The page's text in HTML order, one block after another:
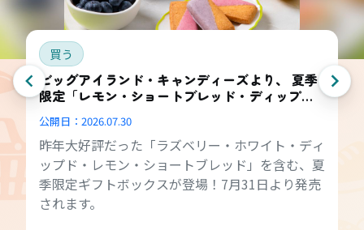
買う
ビッグアイランド・キャンディーズより、 夏季
限定「レモン・ショートブレッド・ディップ
公開日： 2026.07.30
昨年大好評だった「ラズベリー・ホワイト・ディ
ップド・レモン・ショートブレッド」を含む、夏
季限定ギフトボックスが登場！7月31日より発売
されます。